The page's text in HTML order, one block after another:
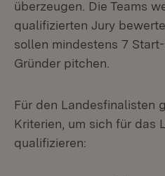
überzeugen. Die Teams
qualifizierten Jury
sollen mindestens 7
Gründer pitchen.
Für den Landesfinalisten
Kriterien, um sich für das
qualifizieren: